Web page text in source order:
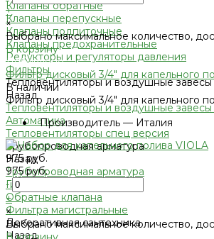
Клапаны обратные
Клапаны перепускные
Клапаны подпиточные
Клапаны предохранительные
Редукторы и регуляторы давления
Фильтры
Тепловентиляторы и воздушные
Назад
Тепловентиляторы и воздушные
Автоматика
Тепловентиляторы спец версия
Трубопроводная арматура
Назад
Трубопроводная арматура
Гибкая подводка
Обратные клапана
Фильтра магистральные
Декоративная сантехника
Назад
+
×
Выбрано максимальное количество,
В корзину
Добавлено
Фильтр дисковый 3/4" для капельного
В наличии
Фильтр дисковый 3/4" для капельного
•Производитель — Италия
975 руб.
975 руб.
-
+
×
Выбрано максимальное количество,